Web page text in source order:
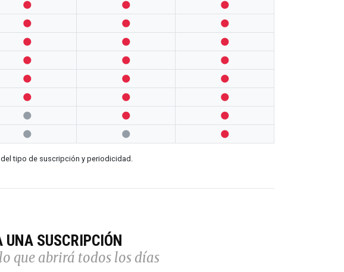
  
  
  
  
  
  
  
  
tipo de suscripción y periodicidad.
UNA SUSCRIPCIÓN
que abrirá todos los días